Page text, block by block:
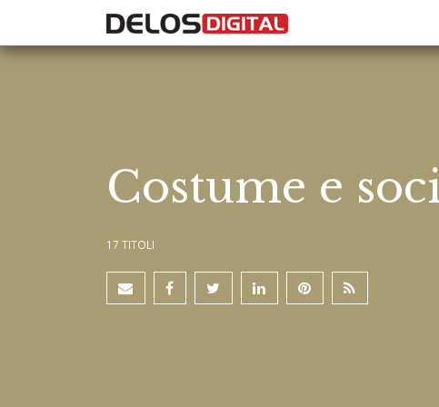
Costume e
17 TITOLI